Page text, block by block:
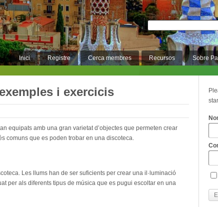
Inici Registre Cerca membres Recursos Sobre
i exercicis
equipats amb una gran varietat d’objectes que permeten crear
comuns que es poden trobar en una discoteca.
Les llums han de ser suficients per crear una il·luminació
per als diferents tipus de música que es pugui escoltar en una